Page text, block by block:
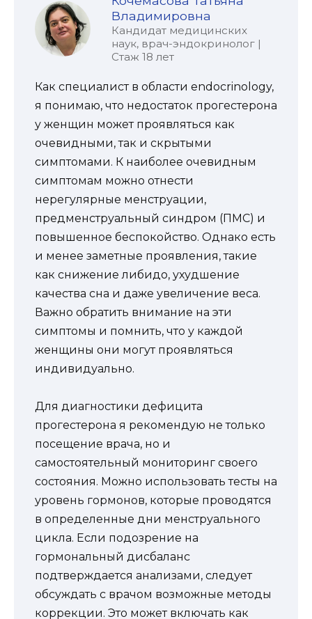
Владимировна
Кандидат медицинских
наук, врач-эндокринолог |
Стаж 18 лет
Как специалист в области endocrinology,
я понимаю, что недостаток прогестерона
у женщин может проявляться как
очевидными, так и скрытыми
симптомами. К наиболее очевидным
симптомам можно отнести
нерегулярные менструации,
предменструальный синдром (ПМС) и
повышенное беспокойство. Однако есть
и менее заметные проявления, такие
как снижение либидо, ухудшение
качества сна и даже увеличение веса.
Важно обратить внимание на эти
симптомы и помнить, что у каждой
женщины они могут проявляться
индивидуально.
Для диагностики дефицита
прогестерона я рекомендую не только
посещение врача, но и
самостоятельный мониторинг своего
состояния. Можно использовать тесты на
уровень гормонов, которые проводятся
в определенные дни менструального
цикла. Если подозрение на
гормональный дисбаланс
подтверждается анализами, следует
обсуждать с врачом возможные методы
коррекции. Это может включать как